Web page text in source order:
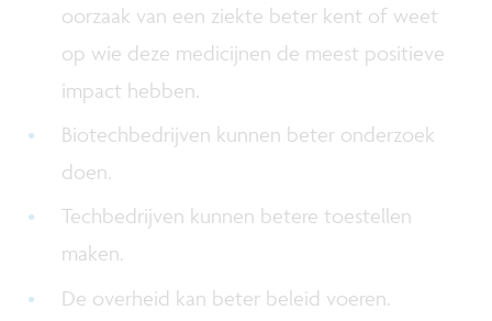
oorzaak van een ziekte beter kent of weet
op wie deze medicijnen de meest positieve
impact hebben.
Biotechbedrijven kunnen beter onderzoek
doen.
Techbedrijven kunnen betere toestellen
maken.
De overheid kan beter beleid voeren.